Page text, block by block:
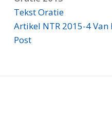
Tekst Oratie
Artikel NTR 2015-4
Post